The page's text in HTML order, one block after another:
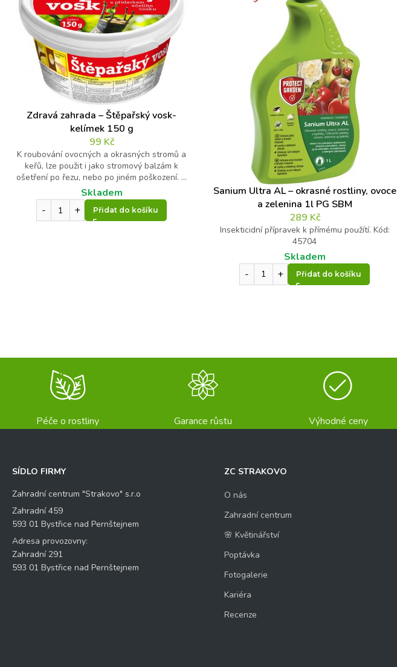
Žádné použití chemických postřiků
aplikace organických ( přírodních ) látek pro pěstování ovocných stromů
použití vlastního kompostu a štěpky pro výrobu přírodního substrátu
při pěstování nejsou použita žádná minerální hnojiva
ekologické vytápění el. energií – fotovoltaika
na likvidaci plevele v kontejnerech je použita pouze horká pára
Váš dotaz*
-
a
z
Kontrolní otázka*
2
Zdravá zahrada – Štěpařský vosk-
kelímek 150 g
99 Kč
K roubování ovocných a okrasných stromů a
keřů, lze použit i jako stromový balzám k
ošetření po řezu, nebo po jiném poškození. ...
Skladem
Přidat do košíku
Sanium Ultra AL – okrasné rostliny, ovoce
a zelenina 1l PG SBM
289 Kč
Insekticidní přípravek k přímému použítí. Kód:
45704
Skladem
Přidat do košíku
Péče o rostliny Garance růstu Výhodné ceny
SÍDLO FIRMY
Zahradní centrum "Strakovo" s.r.o
Zahradní 459
593 01 Bystřice nad Pernštejnem
Adresa provozovny:
Zahradní 291
593 01 Bystřice nad Pernštejnem
ZC STRAKOVO
O nás
Zahradní centrum
🌸 Květinářství
Poptávka
Fotogalerie
Kariéra
Recenze